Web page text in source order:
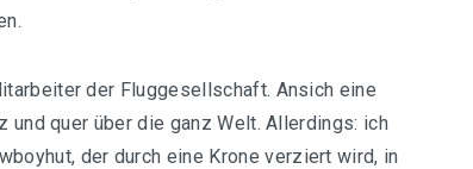
der Fluggesellschaft. Ansich eine
quer über die ganz Welt. Allerdings: ich
der durch eine Krone verziert wird, in